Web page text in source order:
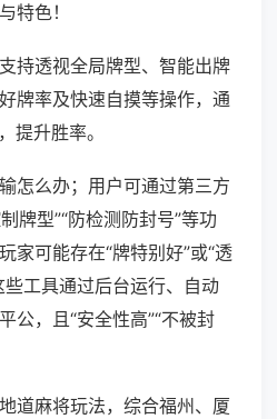
特色！
持透视全局牌型、智能出牌
牌率及快速自摸等操作，通
提升胜率。
怎么办；用户可通过第三方
牌型”“防检测防封号”等功
家可能存在“牌特别好”或“透
工具通过后台运行、自动
公，且“安全性高”“不被封
道麻将玩法，综合福州、厦